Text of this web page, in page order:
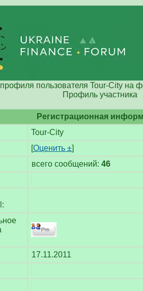
пользователя Tour-City на
Профиль участника
Регистрационная
Tour-City
[Оценить ±]
всего сообщений: 46
17.11.2011